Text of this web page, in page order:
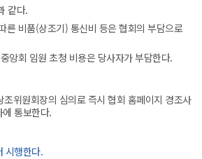
같다.
른 비품(상조기) 통신비 등은 협회의 부담으로
앙회 임원 초청 비용은 당사자가 부담한다.
위원회장의 심의로 즉시 협회 홈페이지 경조사
통보한다.
시행한다.